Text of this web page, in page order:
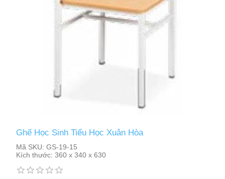
Ghế Học Sinh Tiểu Học Xuân Hòa
Mã SKU: GS-19-15
Kích thước: 360 x 340 x 630